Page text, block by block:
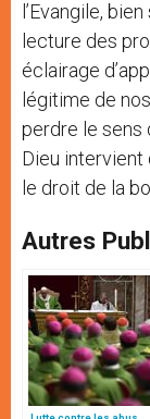
l’Evangile,
lecture des
éclairage
légitime de
perdre le sens
Dieu
le droit de la
Autres